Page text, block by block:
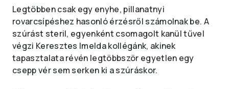
Legtöbben csak egy enyhe, pillanatnyi
rovarcsípéshez hasonló érzésről számolnak be. A
szúrást steril, egyenként csomagolt kanül tűvel
végzi Keresztes Imelda kollégánk, akinek
tapasztalata révén legtöbbször egyetlen egy
csepp vér sem serken ki a szúráskor.